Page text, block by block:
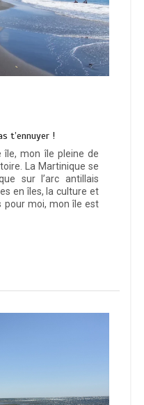
t’ennuyer !
île, mon île pleine de
La Martinique se
sur l’arc antillais
en îles, la culture et
moi, mon île est